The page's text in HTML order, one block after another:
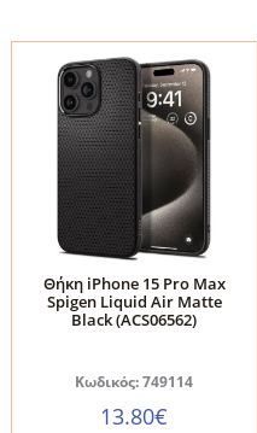
PRO
MAX
CLEAR
ποσότητα
Θήκη iPhone 15 Pro Max
Spigen Liquid Air Matte
Black (ACS06562)
Κωδικός: 749114
13.80€